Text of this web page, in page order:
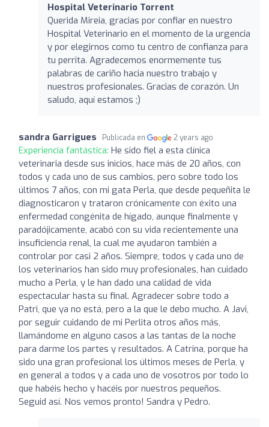
Hospital Veterinario Torrent
Querida Mireia, gracias por confiar en nuestro
Hospital Veterinario en el momento de la urgencia
y por elegirnos como tu centro de confianza para
tu perrita. Agradecemos enormemente tus
palabras de cariño hacia nuestro trabajo y
nuestros profesionales. Gracias de corazón. Un
saludo, aquí estamos ;)
sandra Garrigues Publicada en 2 years ago
Experiencia fantástica: He sido fiel a esta clínica
veterinaria desde sus inicios, hace más de 20 años, con
todos y cada uno de sus cambios, pero sobre todo los
últimos 7 años, con mi gata Perla, que desde pequeñita le
diagnosticaron y trataron crónicamente con éxito una
enfermedad congénita de hígado, aunque finalmente y
paradójicamente, acabó con su vida recientemente una
insuficiencia renal, la cual me ayudaron también a
controlar por casi 2 años. Siempre, todos y cada uno de
los veterinarios han sido muy profesionales, han cuidado
mucho a Perla, y le han dado una calidad de vida
espectacular hasta su final. Agradecer sobre todo a
Patri, que ya no está, pero a la que le debo mucho. A Javi,
por seguir cuidando de mi Perlita otros años más,
llamándome en alguno casos a las tantas de la noche
para darme los partes y resultados. A Catrina, porque ha
sido una gran profesional los últimos meses de Perla, y
en general a todos y a cada uno de vosotros por todo lo
que habéis hecho y hacéis por nuestros pequeños.
Seguid así. Nos vemos pronto! Sandra y Pedro.